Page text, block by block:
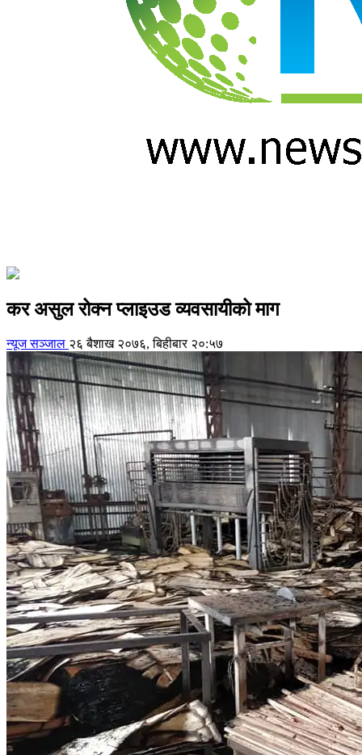
कर असुल रोक्न प्लाइउड व्यवसायीको माग
न्यूज सञ्जाल २६ बैशाख २०७६, बिहीबार २०:५७